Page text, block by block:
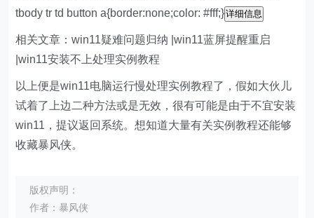
tbody tr td button a{border:none;color: #fff;}详细信息
相关文章：win11疑难问题归纳 |win11蓝屏提醒重启
|win11安装不上处理实例教程
以上便是win11电脑运行慢处理实例教程了，假如大伙儿
试着了上边二种方法或是无效，很有可能是由于不宜安装
win11，提议返回系统。想知道大量有关实例教程还能够
收藏暴风侠。
版权声明：
作者：暴风侠